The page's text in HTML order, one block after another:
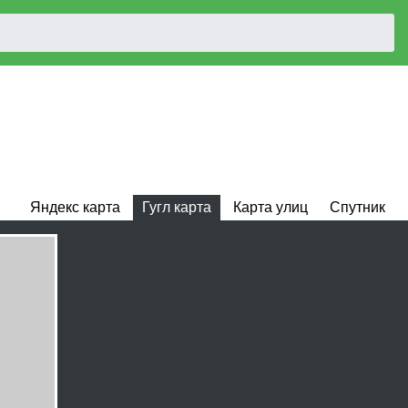
Яндекс карта Гугл карта Карта улиц Спутник